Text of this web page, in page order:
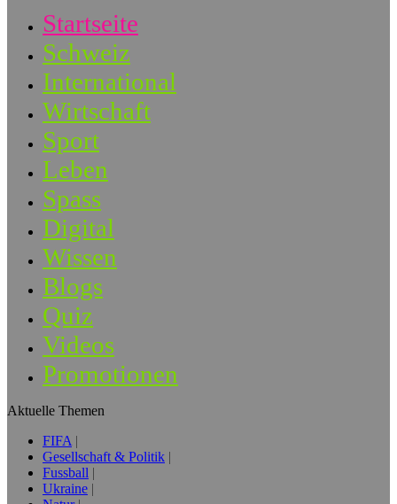
Startseite
Schweiz
International
Wirtschaft
Sport
Leben
Spass
Digital
Wissen
Blogs
Quiz
Videos
Promotionen
Aktuelle Themen
FIFA
Gesellschaft & Politik
Fussball
Ukraine